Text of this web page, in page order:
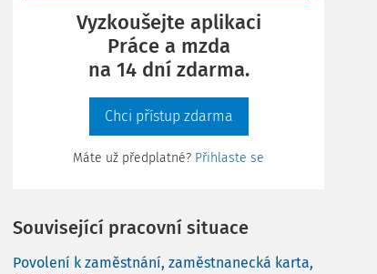
Vyzkoušejte aplikaci
Práce a mzda
na 14 dní zdarma.
Chci přístup zdarma
Máte už předplatné? Přihlaste se
Související pracovní situace
Povolení k zaměstnání, zaměstnanecká karta,